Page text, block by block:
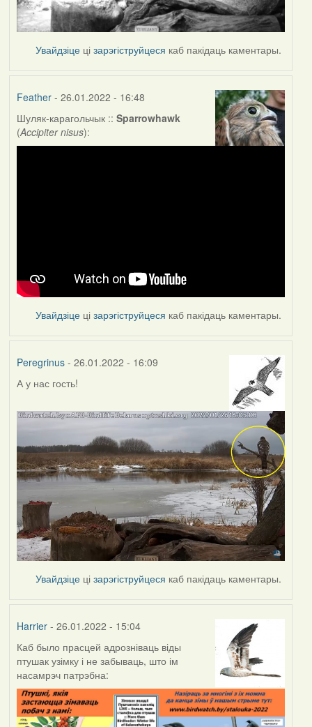
Увайдзіце цізарэгіструйцеся каб пакідаць каментары.
Feather- 26.01.2022 - 16:48
Шуляк-карагольчык :: Sparrowhawk
(Accipiter nisus):
Увайдзіце цізарэгіструйцеся каб пакідаць каментары.
Peregrinus- 26.01.2022 - 16:09
А у нас гость!
Увайдзіце цізарэгіструйцеся каб пакідаць каментары.
Harrier- 26.01.2022 - 15:04
Каб было прасцей адрозніваць віды
птушак узімку і не забываць, што ім
насамрэч патрэбна: